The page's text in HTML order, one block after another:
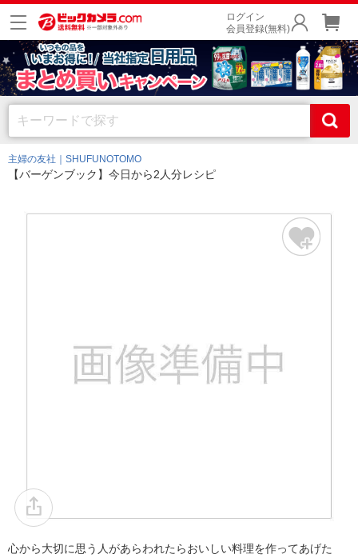
ログイン
会員登録(無料)
主婦の友社｜SHUFUNOTOMO
【バーゲンブック】今日から2人分レシピ
心から大切に思う人があらわれたらおいしい料理を作ってあげた